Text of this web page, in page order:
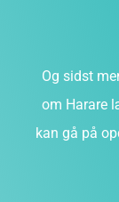
Og sidst
om Harare
kan gå på